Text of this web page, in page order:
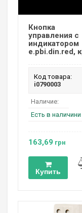
Кнопка
управления с
индикатором
e.pbi.din.red,
Код товара:
i0790003
Наличие:
Есть в наличини
163,69 грн
Купить